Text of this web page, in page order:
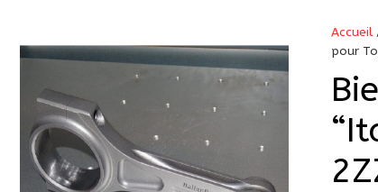
Accueil
pour